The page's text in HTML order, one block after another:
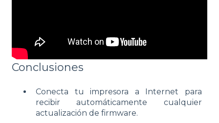
Conclusiones
Conecta tu impresora a Internet para
recibir automáticamente cualquier
actualización de firmware.